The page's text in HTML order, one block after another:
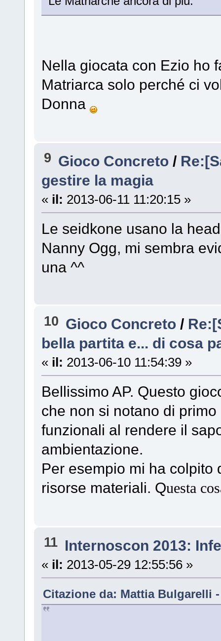
Nella giocata con Ezio ho
Matriarca solo perché ci
Donna
9 Gioco Concreto /
gestire la magia
« il: 2013-06-11 11:20:15 »
Le seidkone usano la
Nanny Ogg, mi sembra
una ^^
10 Gioco Concreto /
bella partita e... di cosa
« il: 2013-06-10 11:54:39 »
Bellissimo AP. Questo
che non si notano di
funzionali al rendere il
ambientazione.
Per esempio mi ha colpito
risorse materiali. Questa
11 Internoscon 2013:
« il: 2013-05-29 12:55:56 »
Citazione da: Mattia Bulgarelli -